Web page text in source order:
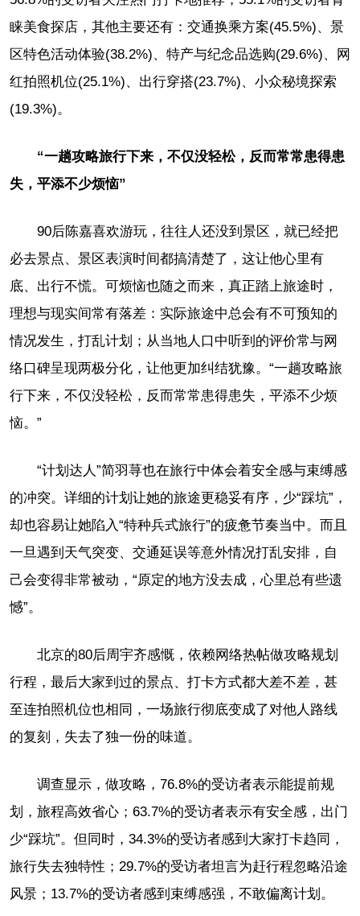
睐美食探店，其他主要还有：交通换乘方案(45.5%)、景
区特色活动体验(38.2%)、特产与纪念品选购(29.6%)、网
红拍照机位(25.1%)、出行穿搭(23.7%)、小众秘境探索
(19.3%)。
“一趟攻略旅行下来，不仅没轻松，反而常常患得患
失，平添不少烦恼”
90后陈嘉喜欢游玩，往往人还没到景区，就已经把
必去景点、景区表演时间都搞清楚了，这让他心里有
底、出行不慌。可烦恼也随之而来，真正踏上旅途时，
理想与现实间常有落差：实际旅途中总会有不可预知的
情况发生，打乱计划；从当地人口中听到的评价常与网
络口碑呈现两极分化，让他更加纠结犹豫。“一趟攻略旅
行下来，不仅没轻松，反而常常患得患失，平添不少烦
恼。”
“计划达人”简羽荨也在旅行中体会着安全感与束缚感
的冲突。详细的计划让她的旅途更稳妥有序，少“踩坑”，
却也容易让她陷入“特种兵式旅行”的疲惫节奏当中。而且
一旦遇到天气突变、交通延误等意外情况打乱安排，自
己会变得非常被动，“原定的地方没去成，心里总有些遗
憾”。
北京的80后周宇齐感慨，依赖网络热帖做攻略规划
行程，最后大家到过的景点、打卡方式都大差不差，甚
至连拍照机位也相同，一场旅行彻底变成了对他人路线
的复刻，失去了独一份的味道。
调查显示，做攻略，76.8%的受访者表示能提前规
划，旅程高效省心；63.7%的受访者表示有安全感，出门
少“踩坑”。但同时，34.3%的受访者感到大家打卡趋同，
旅行失去独特性；29.7%的受访者坦言为赶行程忽略沿途
风景；13.7%的受访者感到束缚感强，不敢偏离计划。